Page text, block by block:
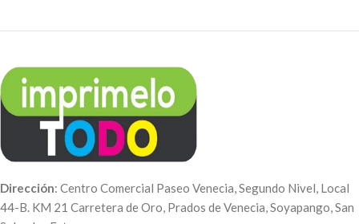
Dirección: Centro Comercial Paseo Venecia, Segundo Nivel, Local
44-B. KM 21 Carretera de Oro, Prados de Venecia, Soyapango, San